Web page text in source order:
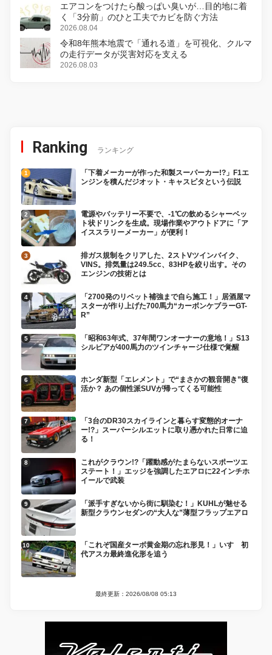
エアコンをつけたら酸っぱい臭いが…目的地に着
く「3分前」のひと工夫でカビを防ぐ方法
2026.08.04
令和8年熊本地震で「通れる道」を可視化、クルマ
の走行データが災害対応を支える
2026.08.03
Ranking ランキング
「下着メーカーが作った和製スーパーカー!?」F1エ
ンジンを積んだジオット・キャスピタという伝説
電源やバッテリー不要で、-1℃の飲めるシャーベッ
ト状ドリンクを生成。現場作業やアウトドアに「ア
イススラリーメーカー」が便利！
排ガス規制をクリアした、2ストVツインバイク、
VINS。排気量は249.5cc、83HPを絞り出す。その
エンジンの技術とは
「2700発のリベット補強まで自ら施工！」居酒屋マ
スターが作り上げた700馬力“カーボンケブラーGT-
R”
「昭和63年式、37年間ワンオーナーの意地！」S13
シルビアが400馬力のツインチャージ仕様で覚醒
ホンダ新型「エレメント」で“まさかの観音開き”復
活か？ あの個性派SUVが帰ってくる可能性
「3台のDR30スカイラインと暮らす変態的オーナ
ー!?」スーパーシルエットに取り憑かれた日常に迫
る！
これがクラウン!?「躍動感がたまらないスポーツエ
ステート！」エッジを強調したエアロに22インチホ
イールで武装
「派手すぎないから街に馴染む！」KUHLが魅せる
新型クラウンセダンの“大人な”薄型フラップエアロ
「これぞ国産ターボ黄金期の忘れ形見！」いすゞ初
代アスカ最終進化形を追う
最終更新：2026/08/08 05:13